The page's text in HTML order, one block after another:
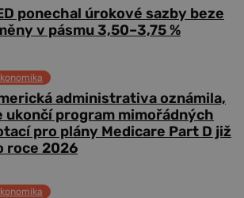
ponechal úrokové sazby beze
v pásmu 3,50–3,75 %
administrativa oznámila,
ukončí program mimořádných
pro plány Medicare Part D již
roce 2026